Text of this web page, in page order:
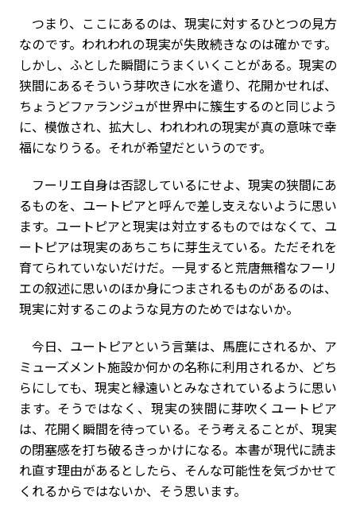
つまり、ここにあるのは、現実に対するひとつの見方
なのです。われわれの現実が失敗続きなのは確かです。
しかし、ふとした瞬間にうまくいくことがある。現実の
狭間にあるそういう芽吹きに水を遣り、花開かせれば、
ちょうどファランジュが世界中に簇生するのと同じよう
に、模倣され、拡大し、われわれの現実が真の意味で幸
福になりうる。それが希望だというのです。
フーリエ自身は否認しているにせよ、現実の狭間にあ
るものを、ユートピアと呼んで差し支えないように思い
ます。ユートピアと現実は対立するものではなくて、ユ
ートピアは現実のあちこちに芽生えている。ただそれを
育てられていないだけだ。一見すると荒唐無稽なフーリ
エの叙述に思いのほか身につまされるものがあるのは、
現実に対するこのような見方のためではないか。
今日、ユートピアという言葉は、馬鹿にされるか、ア
ミューズメント施設か何かの名称に利用されるか、どち
らにしても、現実と縁遠いとみなされているように思い
ます。そうではなく、現実の狭間に芽吹くユートピア
は、花開く瞬間を待っている。そう考えることが、現実
の閉塞感を打ち破るきっかけになる。本書が現代に読ま
れ直す理由があるとしたら、そんな可能性を気づかせて
くれるからではないか、そう思います。